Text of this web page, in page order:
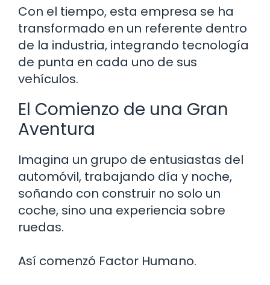
Con el tiempo, esta empresa se ha
transformado en un referente dentro
de la industria, integrando tecnología
de punta en cada uno de sus
vehículos.
El Comienzo de una Gran
Aventura
Imagina un grupo de entusiastas del
automóvil, trabajando día y noche,
soñando con construir no solo un
coche, sino una experiencia sobre
ruedas.
Así comenzó Factor Humano.